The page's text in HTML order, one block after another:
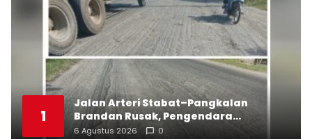
1
Jalan Arteri Stabat–Pangkalan
Brandan Rusak, Pengendara
Terancam Celaka
6 Agustus 2026 0